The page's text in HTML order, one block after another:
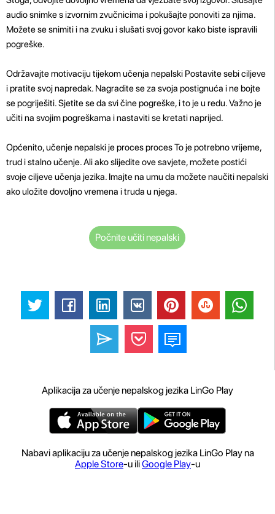
audio snimke s izvornim zvučnicima i pokušajte ponoviti za njima.
Možete se snimiti i na zvuku i slušati svoj govor kako biste ispravili
pogreške.
Održavajte motivaciju tijekom učenja nepalski Postavite sebi ciljeve
i pratite svoj napredak. Nagradite se za svoja postignuća i ne bojte
se pogriješiti. Sjetite se da svi čine pogreške, i to je u redu. Važno je
učiti na svojim pogreškama i nastaviti se kretati naprijed.
Općenito, učenje nepalski je proces proces To je potrebno vrijeme,
trud i stalno učenje. Ali ako slijedite ove savjete, možete postići
svoje ciljeve učenja jezika. Imajte na umu da možete naučiti nepalski
ako uložite dovoljno vremena i truda u njega.
Počnite učiti nepalski
Aplikacija za učenje nepalskog jezika LinGo Play
Nabavi aplikaciju za učenje nepalskog jezika LinGo Play na
Apple Store-u iliGoogle Play-u